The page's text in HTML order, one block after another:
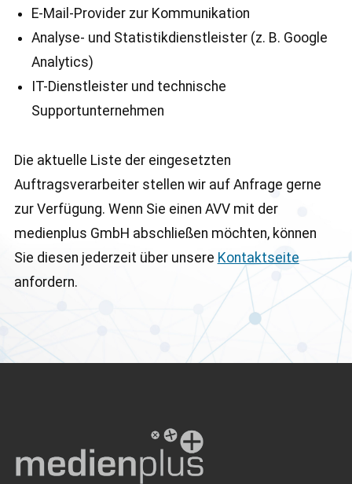
E-Mail-Provider zur Kommunikation
Analyse- und Statistikdienstleister (z. B. Google
Analytics)
IT-Dienstleister und technische
Supportunternehmen
Die aktuelle Liste der eingesetzten
Auftragsverarbeiter stellen wir auf Anfrage gerne
zur Verfügung. Wenn Sie einen AVV mit der
medienplus GmbH abschließen möchten, können
Sie diesen jederzeit über unsere Kontaktseite
anfordern.